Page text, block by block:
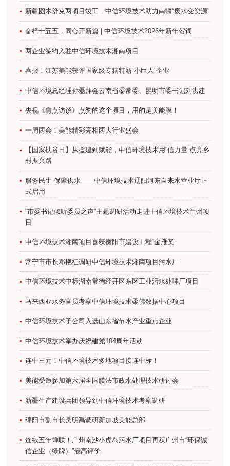
新疆图木舒克两项目竣工，中信环境技术助力南疆“废水变资源”
奋楫十五五，同心开新篇 | 中信环境技术2026年新年贺词
两企业签约入驻中信环境技术湘南项目
喜报！江苏美能获评国家级专精特新“小巨人”企业
中信环境总经理孙磊拜会云南省委常委、昆明市委书记刘洪建
央视《焦点访谈》点赞的这个项目，用的是美能膜！
一周两会！美能精彩亮相两大行业盛会
【国家扶贫日】从援建到赋能，中信环境技术用“信力量”点亮乡
村振兴路
服务民生 保障供水——中信环境技术辽阳河东自来水营业厅正
式启用
“市委书记倾听委员之声”主题调研活动走进中信环境技术兰州项
目
中信环境技术湘南项目喜获衡阳市建设工程“金雁奖”
常宁市市长邓艳红调研中信环境技术湘南项目污水厂
中信环境技术中标湖南常德经开区东区工业污水处理厂项目
马来西亚水务官员考察中信环境技术柔佛数据中心项目
中信环境技术子公司入选山东省节水产业重点企业
中信环境技术举办庆祝建党104周年活动
连中三元！中信环境技术多地项目接连中标！
美能受邀参加第六届全国膜法市政水处理技术研讨会
新疆生产建设兵团领导到中信环境技术考察调研
绵阳市副市长吴明禹调研新加坡美能总部
连续五年蝉联！广州南沙小虎岛污水厂项目再获广州市“环保诚
信企业（绿牌）”最高评价